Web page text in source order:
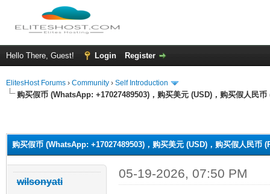
Hello There, Guest! Login Register
ElitesHost Forums › Community › Self Introduction
购买假币 (WhatsApp: +17027489503)，购买美元 (USD)，购买假人民
购买假币 (WhatsApp: +17027489503)，购买美元 (USD)，购买假人民币
wilsonyati
05-19-2026, 07:50 PM